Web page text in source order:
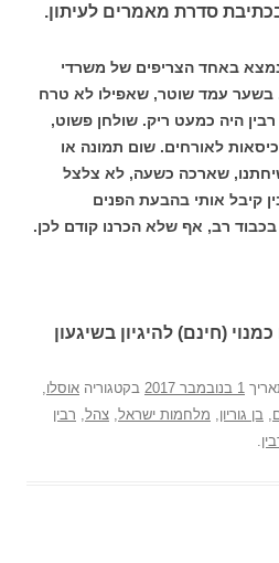
בכתיבת סדרת מאמרים לעיתון.
באחד הצריפים של משרדי
עמד שוטר, שאפילו לא טרח
היה כמעט ריק. שולחן פשוט,
לאורחים. שום תמונה או
שארכה כשעה, לא צלצל
קיבל אותי בהבעת הפנים
רב, אף שלא הכרנו קודם לכן.
כמנוי (חינם) להיגיון בשיגעון
1 בנובמבר 2017 בקטגוריה אוסלו
בן גוריון מלחמות ישראל צהל רבין